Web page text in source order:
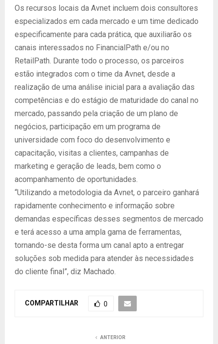
Os recursos locais da Avnet incluem dois consultores
especializados em cada mercado e um time dedicado
especificamente para cada prática, que auxiliarão os
canais interessados no FinancialPath e/ou no
RetailPath. Durante todo o processo, os parceiros
estão integrados com o time da Avnet, desde a
realização de uma análise inicial para a avaliação das
competências e do estágio de maturidade do canal no
mercado, passando pela criação de um plano de
negócios, participação em um programa de
universidade com foco do desenvolvimento e
capacitação, visitas a clientes, campanhas de
marketing e geração de leads, bem como o
acompanhamento de oportunidades.
“Utilizando a metodologia da Avnet, o parceiro ganhará
rapidamente conhecimento e informação sobre
demandas específicas desses segmentos de mercado
e terá acesso a uma ampla gama de ferramentas,
tornando-se desta forma um canal apto a entregar
soluções sob medida para atender às necessidades
do cliente final”, diz Machado.
COMPARTILHAR 0
ANTERIOR